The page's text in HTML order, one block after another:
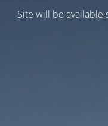
Site will be available